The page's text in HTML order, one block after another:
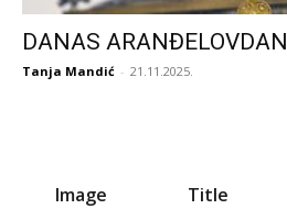
DANAS ARANĐELOVDAN
Tanja Mandić - 21.11.2025.
Image Title